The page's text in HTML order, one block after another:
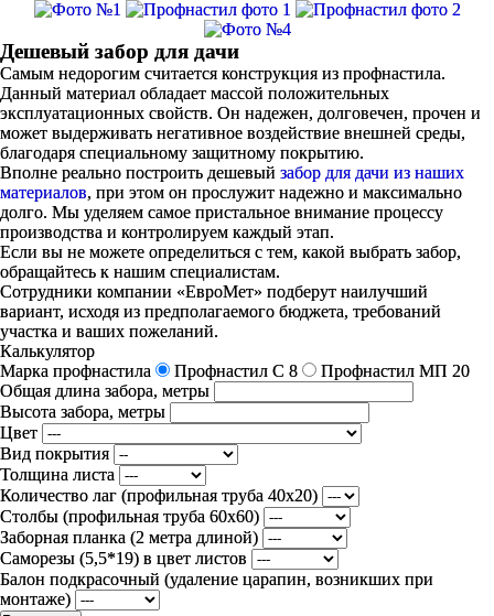
Дешевый забор для дачи
Самым недорогим считается конструкция из профнастила.
Данный материал обладает массой положительных
эксплуатационных свойств. Он надежен, долговечен, прочен и
может выдерживать негативное воздействие внешней среды,
благодаря специальному защитному покрытию.
Вполне реально построить дешевый забор для дачи из наших
материалов, при этом он прослужит надежно и максимально
долго. Мы уделяем самое пристальное внимание процессу
производства и контролируем каждый этап.
Если вы не можете определиться с тем, какой выбрать забор,
обращайтесь к нашим специалистам.
Сотрудники компании «ЕвроМет» подберут наилучший
вариант, исходя из предполагаемого бюджета, требований
участка и ваших пожеланий.
Калькулятор
Марка профнастила
Профнастил C 8
Профнастил МП 20
Общая длина забора, метры
Высота забора, метры
Цвет
Вид покрытия
Толщина листа
Количество лаг (профильная труба 40х20)
Столбы (профильная труба 60х60)
Заборная планка (2 метра длиной)
Саморезы (5,5*19) в цвет листов
Балон подкрасочный (удаление царапин, возникших при
монтаже)